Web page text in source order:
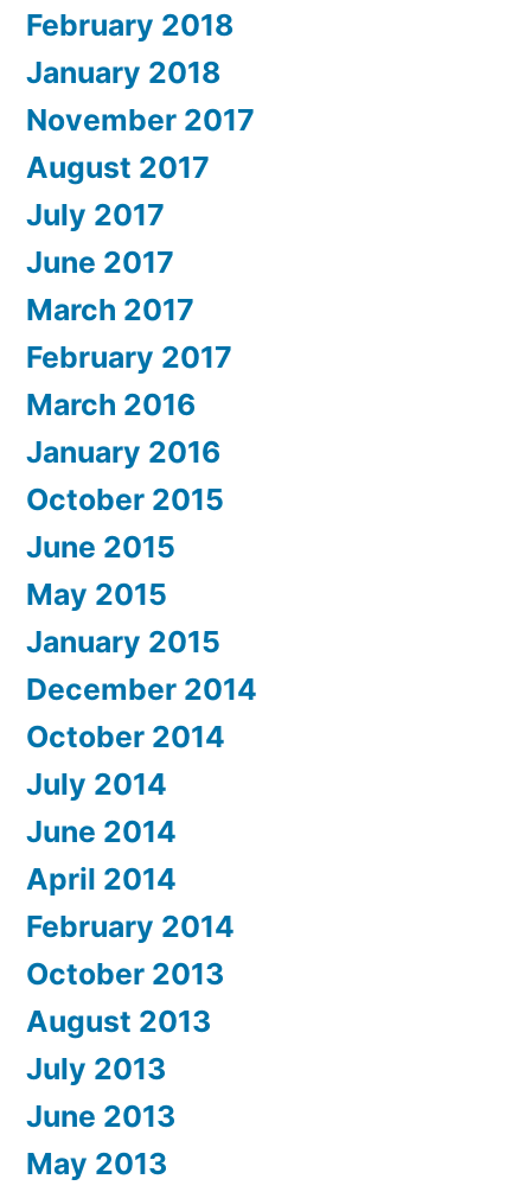
February 2018
January 2018
November 2017
August 2017
July 2017
June 2017
March 2017
February 2017
March 2016
January 2016
October 2015
June 2015
May 2015
January 2015
December 2014
October 2014
July 2014
June 2014
April 2014
February 2014
October 2013
August 2013
July 2013
June 2013
May 2013